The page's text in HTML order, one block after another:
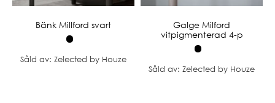
Bänk Millford svart
Såld av: Zelected by Houze
Galge Milford
vitpigmenterad 4-p
Såld av: Zelected by Houze